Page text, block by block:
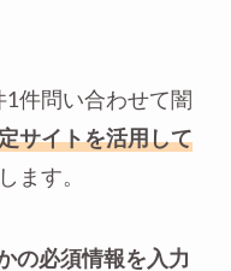
件問い合わせて闇
サイトを活用して
ます。
の必須情報を入力